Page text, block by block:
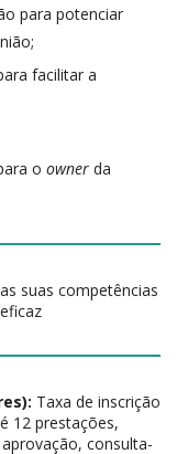
para potenciar
facilitar a
o owner da
suas competências
Taxa de inscrição
12 prestações,
consulta-